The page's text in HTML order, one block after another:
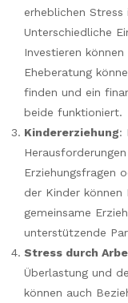
erheblichen Stress
Unterschiedliche
Investieren
Eheberatung
finden und ein
beide funktioniert.
Kindererziehung:
Erziehungsfragen
der Kinder können
gemeinsame
unterstützende
Stress durch
Überlastung und
können auch